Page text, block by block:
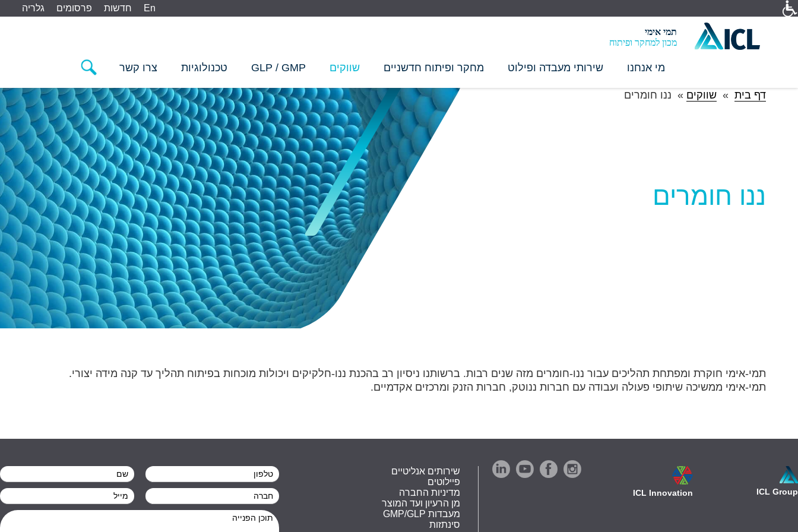
En חדשות פרסומים גלריה
תמי אימי
מכון למחקר ופיתוח
מי אנחנו שירותי מעבדה ופילוט מחקר ופיתוח חדשניים שווקים GLP / GMP טכנולוגיות צרו קשר
דף בית » שווקים » ננו חומרים
ננו חומרים
תמי-אימי חוקרת ומפתחת תהליכים עבור ננו-חומרים מזה שנים רבות. ברשותנו ניסיון רב בהכנת ננו-חלקיקים ויכולות מוכחות בפיתוח תהליך עד קנה מידה יצורי.
תמי-אימי ממשיכה שיתופי פעולה ועבודה עם חברות ננוטק, חברות הזנק ומרכזים אקדמיים.
שירותים אנליטיים
פיילוטים
מדיניות החברה
מן הרעיון ועד המוצר
GMP/GLP מעבדות
סינתזות
ICL Group
ICL Innovation